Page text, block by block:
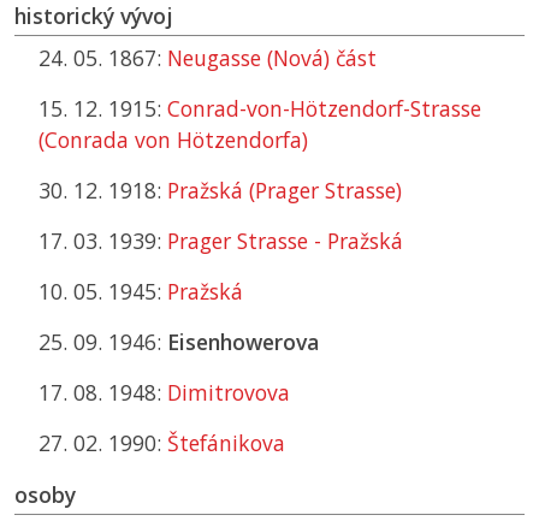
historický vývoj
24. 05. 1867: Neugasse (Nová) část
15. 12. 1915: Conrad-von-Hötzendorf-Strasse
(Conrada von Hötzendorfa)
30. 12. 1918: Pražská (Prager Strasse)
17. 03. 1939: Prager Strasse - Pražská
10. 05. 1945: Pražská
25. 09. 1946: Eisenhowerova
17. 08. 1948: Dimitrovova
27. 02. 1990: Štefánikova
osoby